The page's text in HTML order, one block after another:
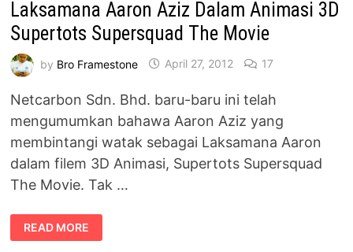
Laksamana Aaron Aziz Dalam Animasi 3D
Supertots Supersquad The Movie
by Bro Framestone April 27, 2012 17
Netcarbon Sdn. Bhd. baru-baru ini telah
mengumumkan bahawa Aaron Aziz yang
membintangi watak sebagai Laksamana Aaron
dalam filem 3D Animasi, Supertots Supersquad
The Movie. Tak …
LAKSAMANA
AARON
AZIZ
READ MORE